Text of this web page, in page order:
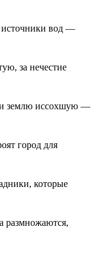
вод —
за нечестие
и землю иссохшую —
город для
которые
размножаются,